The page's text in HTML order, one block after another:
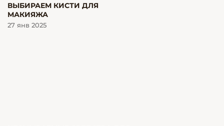
27 янв 2025
ВЫБИРАЕМ КИСТИ ДЛЯ
МАКИЯЖА